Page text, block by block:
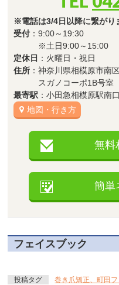
※電話は3/4日以降に繋がり
受付 ：9:00～19:30
※土日9:00～15:00
定休日 ：火曜日・祝日
住所 ：神奈川県相模原市南
スガノコーポ1B号室
最寄駅 ：小田急相模原駅南
地図・行き方
無料
簡単
フェイスブック
投稿タグ 巻き爪矯正、町田